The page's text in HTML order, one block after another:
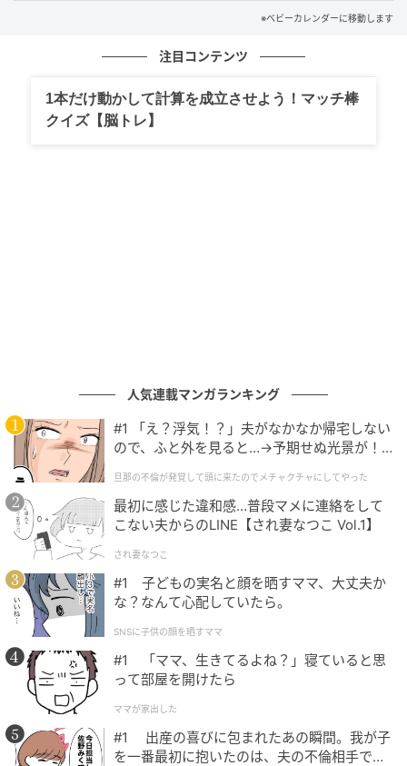
そして「このままではダメだ」と思った私は、その日
のうちに彼に自分の気持ちを打ち明けることにしまし
「結婚はしたいけれど、あなたのお母さんのことがわ
彼との入籍はお互いの家に挨拶したひと月後に予定し
ていましたが、このままでは彼のお母さんのことが気
がかりで私の心がより不安定になってしまうと感じ、
入籍の話を一旦ストップすることに。
その後、彼から彼の実家に私の不安を伝えてもらい、
しこりを残しつつも和解しました。無事に結婚しまし
たが、やはり義母は今でも私と話そうとしてくれませ
ん。私から何度も歩み寄ろうと努力をしましたが、そ
れでも義母の様子は変わらず……。
私の中でだんだんと苦痛になってきてしまったので、
無理にコミュニケーションを取ろうとするのはやめま
した。義母が冷たい理由はわからないままですが、会
話が必要なときは夫が間に入ってくれるので問題はあ
※ベビーカレンダーに移動します
注目コンテンツ
1本だけ動かして計算を成立させよう！マッチ棒
クイズ【脳トレ】
人気連載マンガランキング
#1 「え？浮気！？」夫がなかなか帰宅しない
ので、ふと外を見ると…→予期せぬ光景が！
クチャにしてやった
旦那の不倫が発覚して頭に来たのでメチャクチャにしてやった
最初に感じた違和感…普段マメに連絡をして
こない夫からのLINE【され妻なつこ Vol.1】
され妻なつこ
#1 子どもの実名と顔を晒すママ、大丈夫か
な？なんて心配していたら。
SNSに子供の顔を晒すママ
#1 「ママ、生きてるよね？」寝ていると思
って部屋を開けたら
ママが家出した
#1 出産の喜びに包まれたあの瞬間。我が子
を一番最初に抱いたのは、夫の不倫相手でし